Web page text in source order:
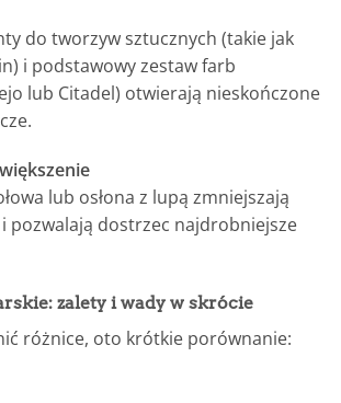
do tworzyw sztucznych (takie jak
i podstawowy zestaw farb
lub Citadel) otwierają nieskończone
lub osłona z lupą zmniejszają
pozwalają dostrzec najdrobniejsze
zalety i wady w skrócie
różnice, oto krótkie porównanie: